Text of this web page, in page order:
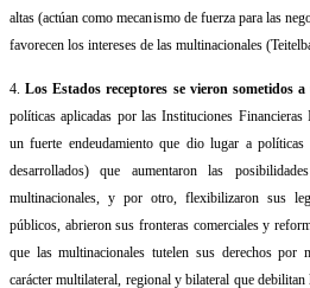
altas (actúan como mecanismo de fuerza para las
favorecen los intereses de las multinacionales
4.Los Estados receptores se vieron sometidos
políticas aplicadas por las Instituciones
un fuerte endeudamiento que dio lugar a
desarrollados) que aumentaron las
multinacionales, y por otro, flexibilizaron sus
públicos, abrieron sus fronteras comerciales y
que las multinacionales tutelen sus derechos por
carácter multilateral, regional y bilateral que debilitan